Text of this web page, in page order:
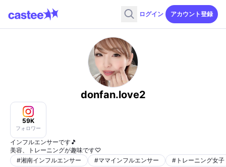
ログイン アカウント登録
donfan.love2
59K
フォロワー
インフルエンサーです🎵
美容、トレーニングが趣味です♡
#湘南インフルエンサー #ママインフルエンサー # トレーニング女子